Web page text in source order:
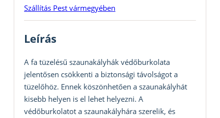
Szállítás Pest vármegyében
Leírás
A fa tüzelésű szaunakályhák védőburkolata
jelentősen csökkenti a biztonsági távolságot a
tüzelőhöz. Ennek köszönhetően a szaunakályhát
kisebb helyen is el lehet helyezni. A
védőburkolatot a szaunakályhára szerelik, és